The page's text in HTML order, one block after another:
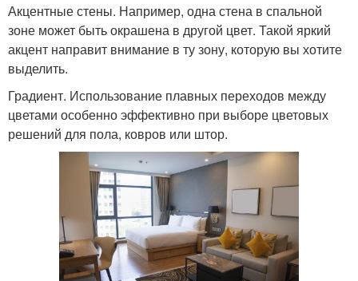
Акцентные стены. Например, одна стена в спальной
зоне может быть окрашена в другой цвет. Такой яркий
акцент направит внимание в ту зону, которую вы хотите
выделить.
Градиент. Использование плавных переходов между
цветами особенно эффективно при выборе цветовых
решений для пола, ковров или штор.